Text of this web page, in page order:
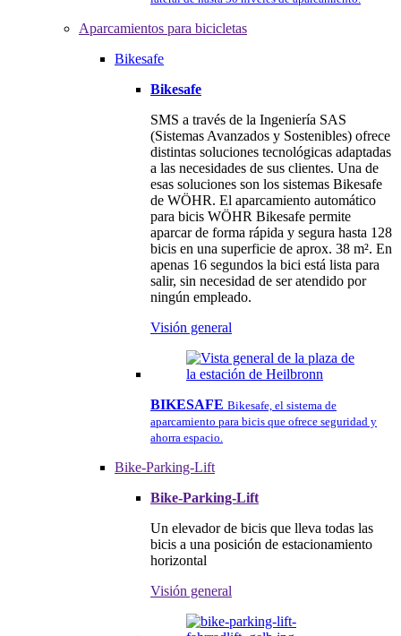
Aparcamientos para bicicletas
Bikesafe
Bikesafe
SMS a través de la Ingeniería SAS
(Sistemas Avanzados y Sostenibles) ofrece
distintas soluciones tecnológicas adaptadas
a las necesidades de sus clientes. Una de
esas soluciones son los sistemas Bikesafe
de WÖHR. El aparcamiento automático
para bicis WÖHR Bikesafe permite
aparcar de forma rápida y segura hasta 128
bicis en una superficie de aprox. 38 m². En
apenas 16 segundos la bici está lista para
salir, sin necesidad de ser atendido por
ningún empleado.
Visión general
BIKESAFE Bikesafe, el sistema de
aparcamiento para bicis que ofrece seguridad y
ahorra espacio.
Bike-Parking-Lift
Bike-Parking-Lift
Un elevador de bicis que lleva todas las
bicis a una posición de estacionamiento
horizontal
Visión general